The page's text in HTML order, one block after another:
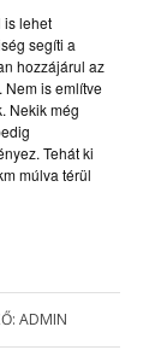
is lehet
segíti a
hozzájárul az
is említve
Nekik még
Tehát ki
múlva térül
ADMIN